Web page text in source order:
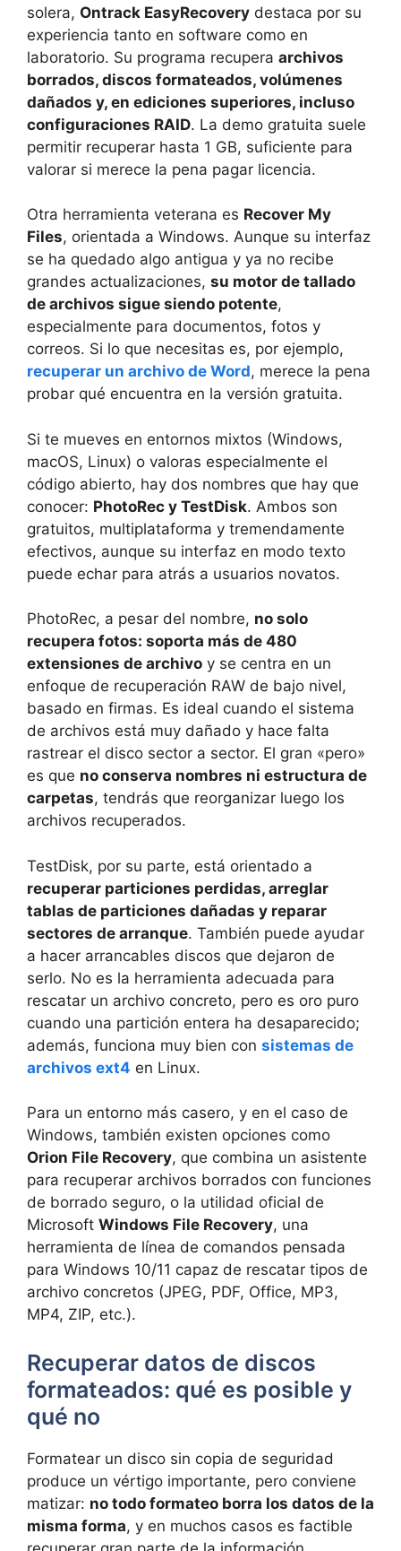
solera, Ontrack EasyRecovery destaca por su
experiencia tanto en software como en
laboratorio. Su programa recupera archivos
borrados, discos formateados, volúmenes
dañados y, en ediciones superiores, incluso
configuraciones RAID. La demo gratuita suele
permitir recuperar hasta 1 GB, suficiente para
valorar si merece la pena pagar licencia.
Otra herramienta veterana es Recover My
Files, orientada a Windows. Aunque su interfaz
se ha quedado algo antigua y ya no recibe
grandes actualizaciones, su motor de tallado
de archivos sigue siendo potente,
especialmente para documentos, fotos y
correos. Si lo que necesitas es, por ejemplo,
recuperar un archivo de Word, merece la pena
probar qué encuentra en la versión gratuita.
Si te mueves en entornos mixtos (Windows,
macOS, Linux) o valoras especialmente el
código abierto, hay dos nombres que hay que
conocer: PhotoRec y TestDisk. Ambos son
gratuitos, multiplataforma y tremendamente
efectivos, aunque su interfaz en modo texto
puede echar para atrás a usuarios novatos.
PhotoRec, a pesar del nombre, no solo
recupera fotos: soporta más de 480
extensiones de archivo y se centra en un
enfoque de recuperación RAW de bajo nivel,
basado en firmas. Es ideal cuando el sistema
de archivos está muy dañado y hace falta
rastrear el disco sector a sector. El gran «pero»
es que no conserva nombres ni estructura de
carpetas, tendrás que reorganizar luego los
archivos recuperados.
TestDisk, por su parte, está orientado a
recuperar particiones perdidas, arreglar
tablas de particiones dañadas y reparar
sectores de arranque. También puede ayudar
a hacer arrancables discos que dejaron de
serlo. No es la herramienta adecuada para
rescatar un archivo concreto, pero es oro puro
cuando una partición entera ha desaparecido;
además, funciona muy bien con sistemas de
archivos ext4 en Linux.
Para un entorno más casero, y en el caso de
Windows, también existen opciones como
Orion File Recovery, que combina un asistente
para recuperar archivos borrados con funciones
de borrado seguro, o la utilidad oficial de
Microsoft Windows File Recovery, una
herramienta de línea de comandos pensada
para Windows 10/11 capaz de rescatar tipos de
archivo concretos (JPEG, PDF, Office, MP3,
MP4, ZIP, etc.).
Recuperar datos de discos
formateados: qué es posible y
qué no
Formatear un disco sin copia de seguridad
produce un vértigo importante, pero conviene
matizar: no todo formateo borra los datos de la
misma forma, y en muchos casos es factible